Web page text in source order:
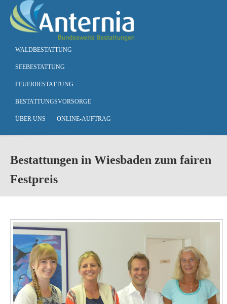
Skip to main content
WALDBESTATTUNG
SEEBESTATTUNG
FEUERBESTATTUNG
BESTATTUNGSVORSORGE
ÜBER UNS ONLINE-AUFTRAG
Bestattungen in Wiesbaden zum fairen
Festpreis